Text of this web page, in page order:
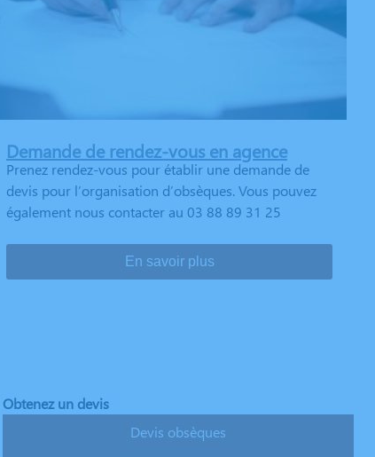
Demande de rendez-vous en agence
Prenez rendez-vous pour établir une demande de
devis pour l’organisation d’obsèques. Vous pouvez
également nous contacter au 03 88 89 31 25
En savoir plus
Obtenez un devis
Devis obsèques